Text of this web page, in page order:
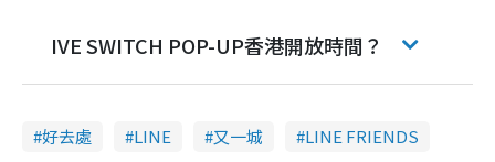
IVE SWITCH POP-UP香港開放時間？
好去處 LINE 又一城 LINE FRIENDS